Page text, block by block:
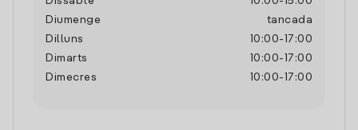
Diumenge
tancada
Dilluns
10:00- 17:00
Dimarts
10:00- 17:00
Dimecres
10:00- 17:00